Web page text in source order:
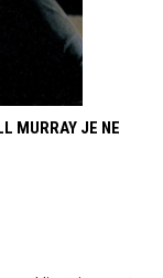
MURRAY JE NE